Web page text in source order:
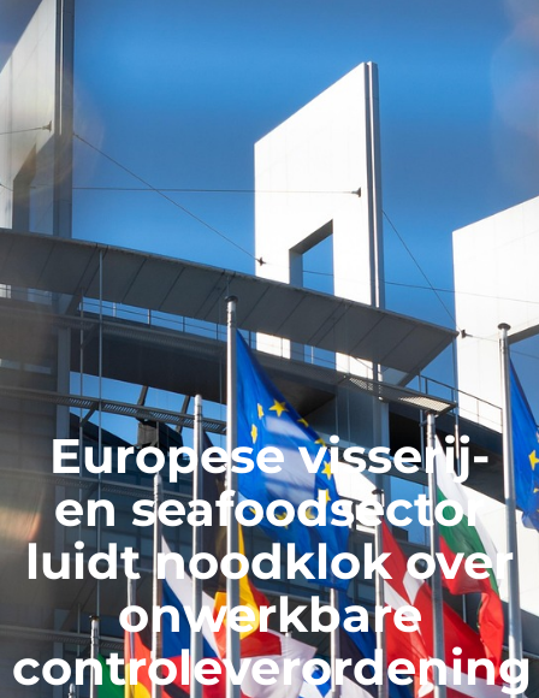
Europese visserij-
en seafoodsector
luidt noodklok over
onwerkbare
controleverordening